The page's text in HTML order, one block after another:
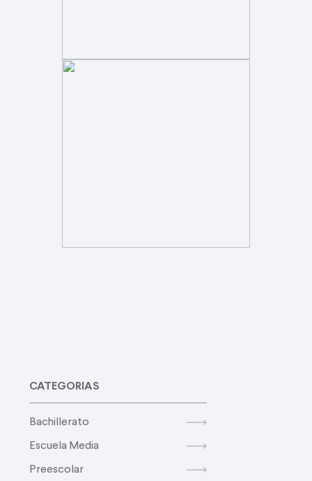
CATEGORIAS
Bachillerato
Escuela Media
Preescolar